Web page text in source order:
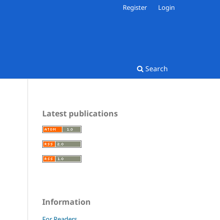
Search
Register Login
Latest publications
Information